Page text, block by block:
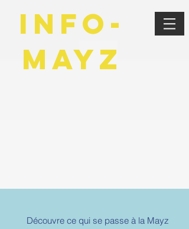
info-
mayz
Découvre ce qui se passe à la Mayz